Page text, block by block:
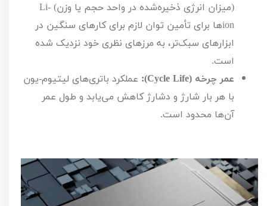
(میزان انرژی ذخیره‌شده در واحد حجم یا وزن) Li-
ionها برای تأمین توان لازم برای کارهای سنگین در
ابزارهای سبک‌تر، به مرزهای نظری خود نزدیک شده
است.
عمر چرخه (Cycle Life
): عملکرد باتری‌های لیتیوم-یون
با هر بار شارژ و دشارژ کاهش می‌یابد و طول عمر
آن‌ها محدود است.